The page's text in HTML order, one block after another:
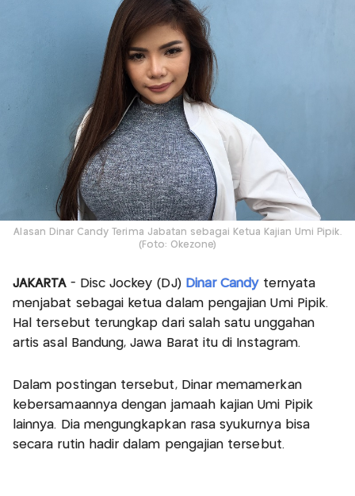
Alasan Dinar Candy Terima Jabatan sebagai Ketua Kajian Umi Pipik.
(Foto: Okezone)
JAKARTA - Disc Jockey (DJ) Dinar Candy ternyata
menjabat sebagai ketua dalam pengajian Umi Pipik.
Hal tersebut terungkap dari salah satu unggahan
artis asal Bandung, Jawa Barat itu di Instagram.
Dalam postingan tersebut, Dinar memamerkan
kebersamaannya dengan jamaah kajian Umi Pipik
lainnya. Dia mengungkapkan rasa syukurnya bisa
secara rutin hadir dalam pengajian tersebut.